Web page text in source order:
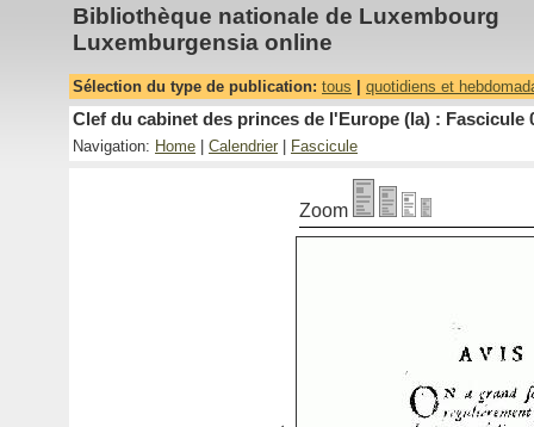
Bibliothèque nationale de Luxembourg
Luxemburgensia online
Sélection du type de publication: tous quotidiens et
Clef du cabinet des princes de l'Europe (la) : Fascicule
Navigation: Home Calendrier Fascicule
Zoom